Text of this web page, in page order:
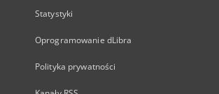
Statystyki
Oprogramowanie dLibra
Polityka prywatności